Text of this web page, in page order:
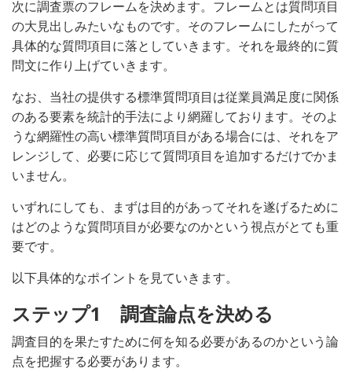
次に調査票のフレームを決めます。フレームとは質問項目
の大見出しみたいなものです。そのフレームにしたがって
具体的な質問項目に落としていきます。それを最終的に質
問文に作り上げていきます。
なお、当社の提供する標準質問項目は従業員満足度に関係
のある要素を統計的手法により網羅しております。そのよ
うな網羅性の高い標準質問項目がある場合には、それをア
レンジして、必要に応じて質問項目を追加するだけでかま
いません。
いずれにしても、まずは目的があってそれを遂げるために
はどのような質問項目が必要なのかという視点がとても重
要です。
以下具体的なポイントを見ていきます。
ステップ1 調査論点を決める
調査目的を果たすために何を知る必要があるのかという論
点を把握する必要があります。